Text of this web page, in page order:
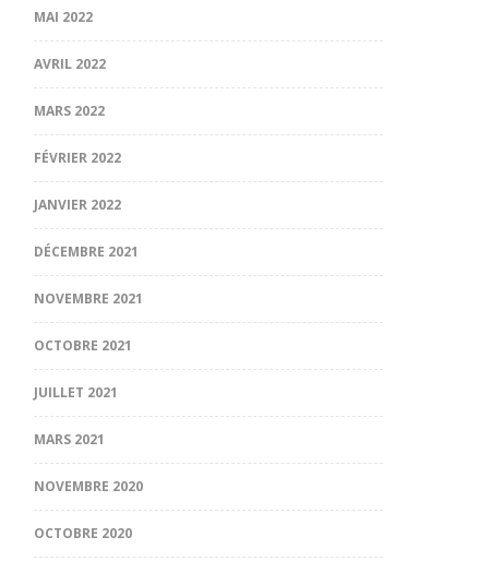
MAI 2022
AVRIL 2022
MARS 2022
FÉVRIER 2022
JANVIER 2022
DÉCEMBRE 2021
NOVEMBRE 2021
OCTOBRE 2021
JUILLET 2021
MARS 2021
NOVEMBRE 2020
OCTOBRE 2020